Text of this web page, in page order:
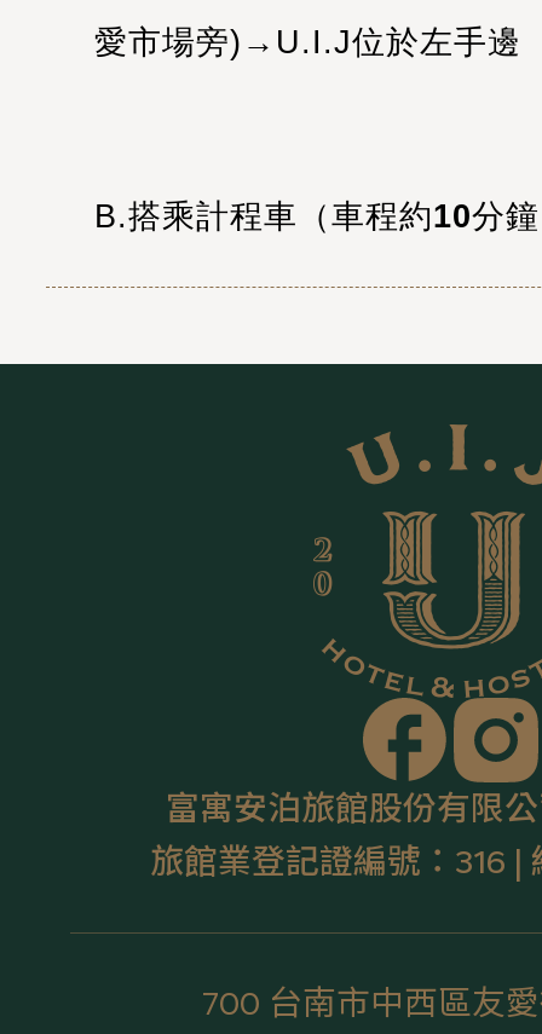
愛市場旁)→U.I.J位於左手邊
B.搭乘計程車（車程約10分
富寓安泊旅館股份有限
旅館業登記證編號：316 |
700 台南市中西區友